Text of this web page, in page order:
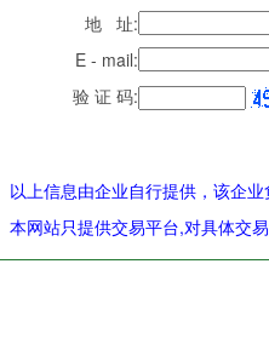
地 址:
E - mail:
验 证 码:
以上信息由企业自行提供，该企
本网站只提供交易平台,对具体交